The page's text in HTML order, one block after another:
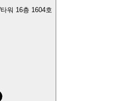
워 16층 1604호